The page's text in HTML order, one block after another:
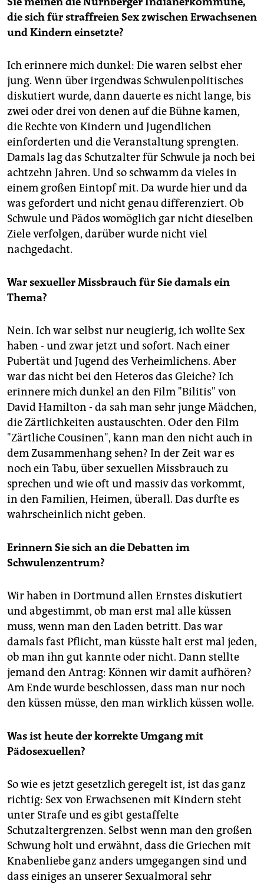
die sich für straffreien Sex zwischen Erwachsenen
und Kindern einsetzte?
Ich erinnere mich dunkel: Die waren selbst eher
jung. Wenn über irgendwas Schwulenpolitisches
diskutiert wurde, dann dauerte es nicht lange, bis
zwei oder drei von denen auf die Bühne kamen,
die Rechte von Kindern und Jugendlichen
einforderten und die Veranstaltung sprengten.
Damals lag das Schutzalter für Schwule ja noch bei
achtzehn Jahren. Und so schwamm da vieles in
einem großen Eintopf mit. Da wurde hier und da
was gefordert und nicht genau differenziert. Ob
Schwule und Pädos womöglich gar nicht dieselben
Ziele verfolgen, darüber wurde nicht viel
nachgedacht.
War sexueller Missbrauch für Sie damals ein
Thema?
Nein. Ich war selbst nur neugierig, ich wollte Sex
haben - und zwar jetzt und sofort. Nach einer
Pubertät und Jugend des Verheimlichens. Aber
war das nicht bei den Heteros das Gleiche? Ich
erinnere mich dunkel an den Film "Bilitis" von
David Hamilton - da sah man sehr junge Mädchen,
die Zärtlichkeiten austauschten. Oder den Film
"Zärtliche Cousinen", kann man den nicht auch in
dem Zusammenhang sehen? In der Zeit war es
noch ein Tabu, über sexuellen Missbrauch zu
sprechen und wie oft und massiv das vorkommt,
in den Familien, Heimen, überall. Das durfte es
wahrscheinlich nicht geben.
Erinnern Sie sich an die Debatten im
Schwulenzentrum?
Wir haben in Dortmund allen Ernstes diskutiert
und abgestimmt, ob man erst mal alle küssen
muss, wenn man den Laden betritt. Das war
damals fast Pflicht, man küsste halt erst mal jeden,
ob man ihn gut kannte oder nicht. Dann stellte
jemand den Antrag: Können wir damit aufhören?
Am Ende wurde beschlossen, dass man nur noch
den küssen müsse, den man wirklich küssen wolle.
Was ist heute der korrekte Umgang mit
Pädosexuellen?
So wie es jetzt gesetzlich geregelt ist, ist das ganz
richtig: Sex von Erwachsenen mit Kindern steht
unter Strafe und es gibt gestaffelte
Schutzaltergrenzen. Selbst wenn man den großen
Schwung holt und erwähnt, dass die Griechen mit
Knabenliebe ganz anders umgegangen sind und
dass einiges an unserer Sexualmoral sehr